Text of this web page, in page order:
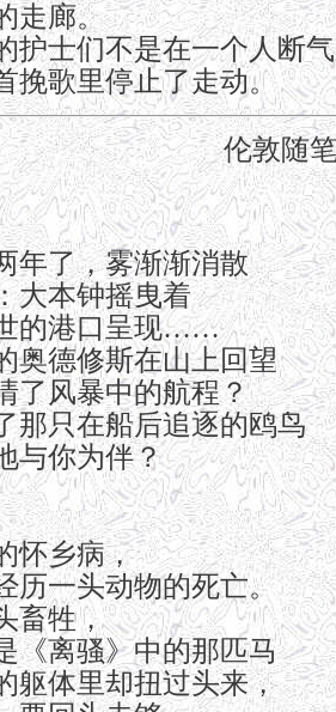
走廊。
护士们不是在一个人断
挽歌里停止了走动。
伦敦随
年了，雾渐渐消散
大本钟摇曳着
的港口呈现……
奥德修斯在山上回望
了风暴中的航程？
那只在船后追逐的鸥鸟
与你为伴？
怀乡病，
历一头动物的死亡。
畜牲，
《离骚》中的那匹马
躯体里却扭过头来，